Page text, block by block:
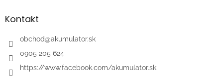
äKontakt
obchod@akumulator.sk
0905 205 624
https://www.facebook.com/akumulator.sk